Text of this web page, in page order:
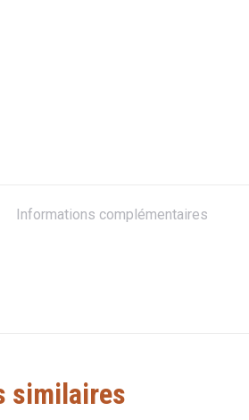
Informations complémentaires
similaires